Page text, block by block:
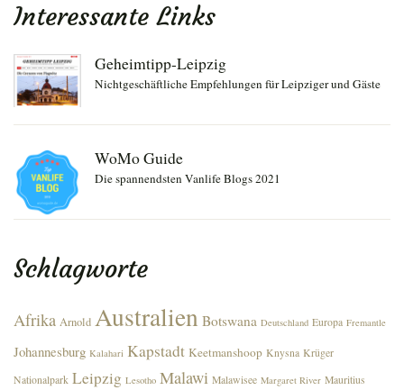
Interessante Links
Geheimtipp-Leipzig
Nichtgeschäftliche Empfehlungen für Leipziger und Gäste
WoMo Guide
Die spannendsten Vanlife Blogs 2021
Schlagworte
Afrika Arnold Australien Botswana Deutschland Europa Fremantle
Johannesburg Kalahari Kapstadt Keetmanshoop Knysna Krüger
Nationalpark Leipzig Lesotho Malawi Malawisee Margaret River Mauritius